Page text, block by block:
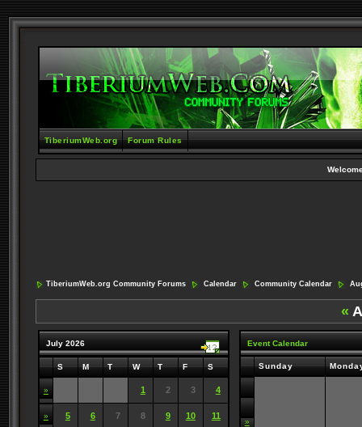
TiberiumWeb.org Forum Rules
TiberiumWeb.org Community Forums Calendar Community Calendar
«
July 2026
S M T W T F S
» 1 2 3 4
» 5 6 7 8 9 10 11
Event Calendar
Sunday
»